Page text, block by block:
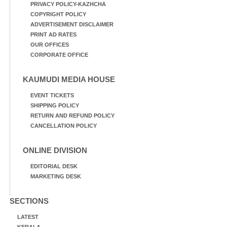
PRIVACY POLICY-KAZHCHA
COPYRIGHT POLICY
ADVERTISEMENT DISCLAIMER
PRINT AD RATES
OUR OFFICES
CORPORATE OFFICE
KAUMUDI MEDIA HOUSE
EVENT TICKETS
SHIPPING POLICY
RETURN AND REFUND POLICY
CANCELLATION POLICY
ONLINE DIVISION
EDITORIAL DESK
MARKETING DESK
SECTIONS
LATEST